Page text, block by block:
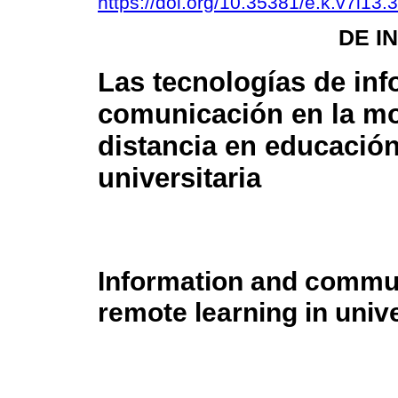
DE
Las tecnologías de
comunicación en la
distancia en
universitaria
Information and
remote learning in